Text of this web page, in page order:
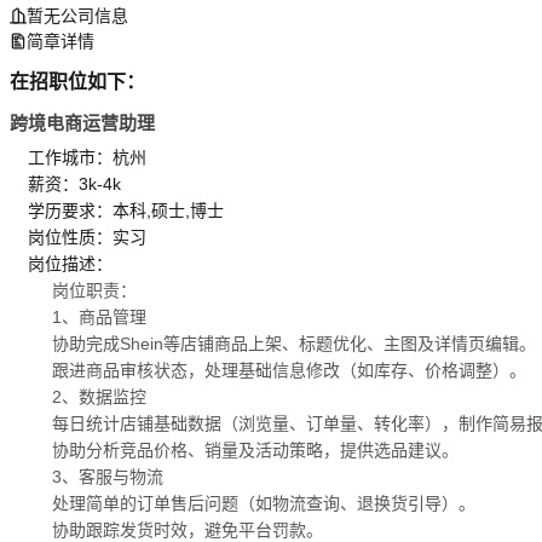
暂无公司信息
简章详情
在招职位如下：
跨境电商运营助理
工作城市：杭州
薪资：3k-4k
学历要求：本科,硕士,博士
岗位性质：实习
岗位描述：
岗位职责：
1、商品管理
协助完成Shein等店铺商品上架、标题优化、主图及详情页编辑。
跟进商品审核状态，处理基础信息修改（如库存、价格调整）。
2、数据监控
每日统计店铺基础数据（浏览量、订单量、转化率），制作简易
协助分析竞品价格、销量及活动策略，提供选品建议。
3、客服与物流
处理简单的订单售后问题（如物流查询、退换货引导）。
协助跟踪发货时效，避免平台罚款。